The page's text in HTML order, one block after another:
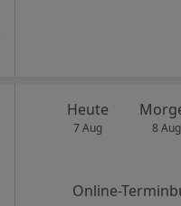
Heute
7 Aug 8 Aug
Online-